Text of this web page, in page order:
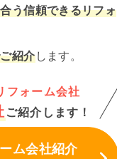
う信頼できるリフォ
紹介します。
フォーム会社
ご紹介します！
ム会社紹介